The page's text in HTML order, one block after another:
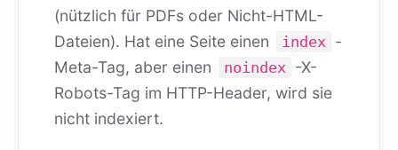
(nützlich für PDFs oder Nicht-HTML-
Dateien). Hat eine Seite einen
index -
Meta-Tag, aber einen
noindex -X-
Robots-Tag im HTTP-Header, wird sie
nicht indexiert.